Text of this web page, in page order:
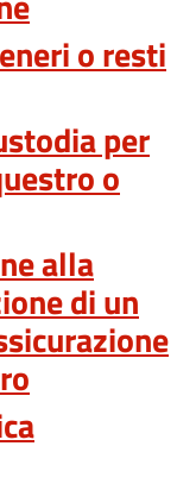
o resti
per
o
alla
di un